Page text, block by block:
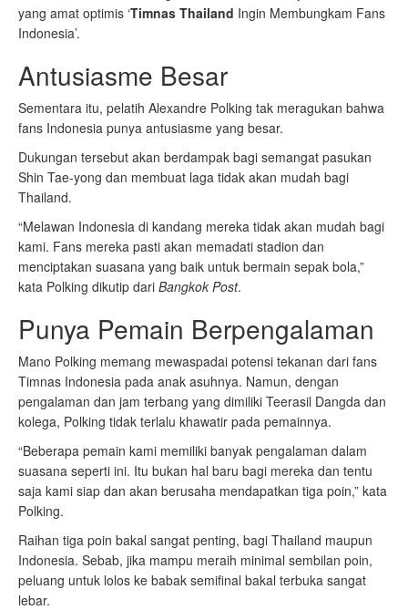
yang amat optimis ‘Timnas Thailand Ingin Membungkam Fans
Indonesia’.
Antusiasme Besar
Sementara itu, pelatih Alexandre Polking tak meragukan bahwa
fans Indonesia punya antusiasme yang besar.
Dukungan tersebut akan berdampak bagi semangat pasukan
Shin Tae-yong dan membuat laga tidak akan mudah bagi
Thailand.
“Melawan Indonesia di kandang mereka tidak akan mudah bagi
kami. Fans mereka pasti akan memadati stadion dan
menciptakan suasana yang baik untuk bermain sepak bola,”
kata Polking dikutip dari Bangkok Post.
Punya Pemain Berpengalaman
Mano Polking memang mewaspadai potensi tekanan dari fans
Timnas Indonesia pada anak asuhnya. Namun, dengan
pengalaman dan jam terbang yang dimiliki Teerasil Dangda dan
kolega, Polking tidak terlalu khawatir pada pemainnya.
“Beberapa pemain kami memiliki banyak pengalaman dalam
suasana seperti ini. Itu bukan hal baru bagi mereka dan tentu
saja kami siap dan akan berusaha mendapatkan tiga poin,” kata
Polking.
Raihan tiga poin bakal sangat penting, bagi Thailand maupun
Indonesia. Sebab, jika mampu meraih minimal sembilan poin,
peluang untuk lolos ke babak semifinal bakal terbuka sangat
lebar.